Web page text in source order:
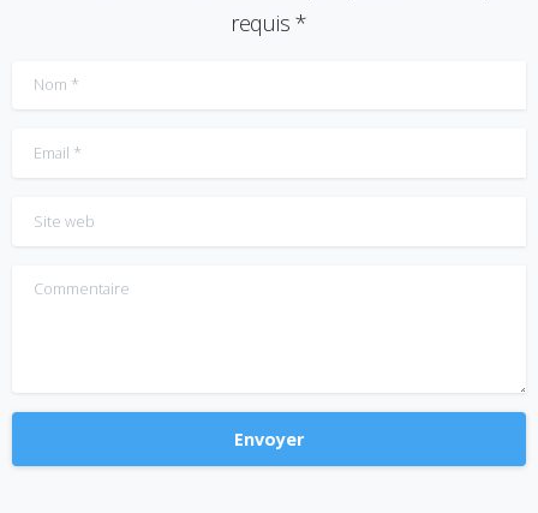
requis *
Nom*
Email*
Site web
Commentaire